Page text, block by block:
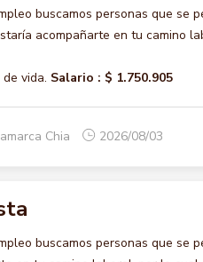
buscamos personas que se
acompañarte en tu camino
vida. Salario : $ 1.750.905
Chia 2026/08/03
buscamos personas que se